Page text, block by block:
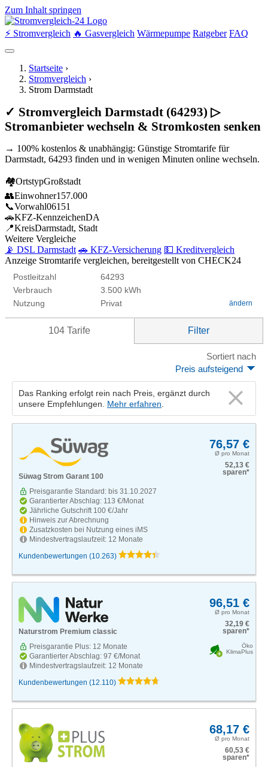
Zum Inhalt springen
⚡ Stromvergleich 🔥 Gasvergleich Wärmepumpe Ratgeber FAQ
Startseite ›
Stromvergleich ›
Strom Darmstadt
✓ Stromvergleich Darmstadt (64293) ▷
Stromanbieter wechseln & Stromkosten senken
→ 100% kostenlos & unabhängig: Günstige Stromtarife für
Darmstadt, 64293 finden und in wenigen Minuten online wechseln.
🏘OrtstypGroßstadt
👥Einwohner157.000
📞Vorwahl06151
🚗KFZ-KennzeichenDA
📍KreisDarmstadt, Stadt
Weitere Vergleiche
📡 DSL Darmstadt 🚗 KFZ-Versicherung 💵 Kreditvergleich
Anzeige Stromtarife vergleichen, bereitgestellt von CHECK24